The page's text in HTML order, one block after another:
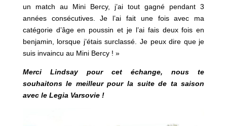
un match au Mini Bercy, j’ai tout gagné pendant 3
années consécutives. Je l’ai fait une fois avec ma
catégorie d’âge en poussin et je l’ai fais deux fois en
benjamin, lorsque j’étais surclassé. Je peux dire que je
suis invaincu au Mini Bercy ! »
Merci Lindsay pour cet échange, nous te
souhaitons le meilleur pour la suite de ta saison
avec le Legia Varsovie !